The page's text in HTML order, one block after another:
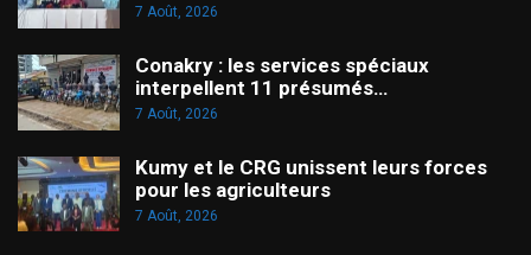
7 Août, 2026
Conakry : les services spéciaux
interpellent 11 présumés…
7 Août, 2026
Kumy et le CRG unissent leurs forces
pour les agriculteurs
7 Août, 2026